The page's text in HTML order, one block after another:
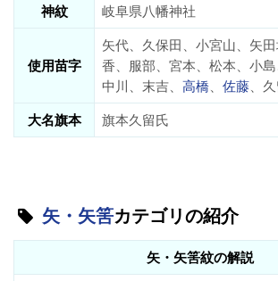
神紋
岐阜県八幡神社
使用苗字
矢代、久保田、小宮山、矢
香、服部、宮本、松本、小島
中川、末吉、 高橋、 佐藤、
大名旗本
旗本久留氏
矢・矢筈カテゴリの紹介
矢・矢筈紋の解説